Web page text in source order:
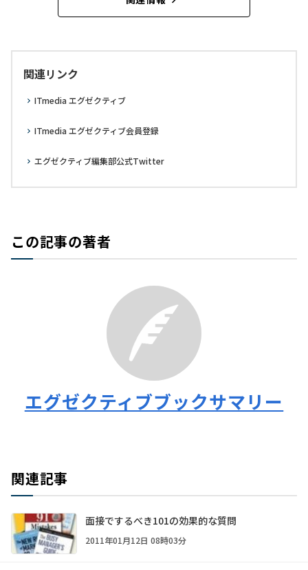
関連リンク
ITmedia エグゼクティブ
ITmedia エグゼクティブ会員登録
エグゼクティブ編集部公式Twitter
この記事の著者
エグゼクティブブックサマリー
関連記事
面接でするべき101の効果的な質問
2011年01月12日 08時03分